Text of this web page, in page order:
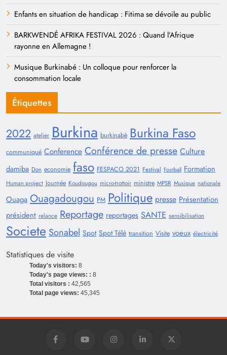
Enfants en situation de handicap : Fitima se dévoile au public
BARKWENDÉ AFRIKA FESTIVAL 2026 : Quand l’Afrique
rayonne en Allemagne !
Musique Burkinabé : Un colloque pour renforcer la
consommation locale
Étiquettes
2022 atelier Burkina burkinabè Burkina Faso
communiqué Conference Conférence de presse Culture
damiba Don economie faso FESPACO 2021 Festival Football Formation
Human project Journée Koudougou micro-trottoir ministre MPSR Musique nationale
Ouaga Ouagadougou PM Politique presse Présentation
président relance Reportage reportages SANTE sensibilisation
Societe Sonabel Spot Spot Télé transition Visite voeux électricité
Statistiques de visite
Today's visitors: 8
Today's page views: : 8
Total visitors : 42,565
Total page views: 45,345